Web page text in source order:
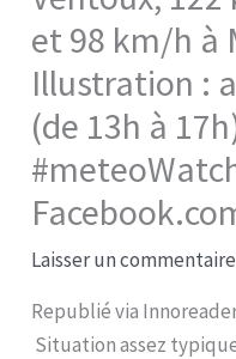
et 98 km/h à
Illustration :
(de 13h à
Laisser un commentaire
Republié via
Situation assez